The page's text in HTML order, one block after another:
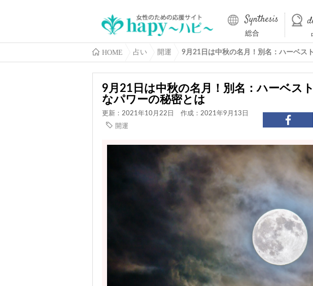
総合
HOME 占い 開運 9月21日は中秋の名月！別名：ハーベス
9月21日は中秋の名月！別名：ハーベス
なパワーの秘密とは
更新：2021年10月22日
作成：2021年9月13日
開運